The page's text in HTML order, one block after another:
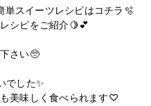
スイーツレシピはコチラ🫧
シピをご紹介🍋💕
さい🥺
でした✨
美味しく食べられます♡